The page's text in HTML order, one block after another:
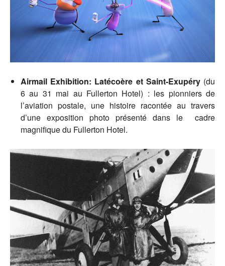
Airmail Exhibition: Latécoère et Saint-Exupéry(du
6 au 31 mai au Fullerton Hotel) : les pionniers de
l’aviation postale, une histoire racontée au travers
d’une exposition photo présenté dans le cadre
magnifique du Fullerton Hotel.